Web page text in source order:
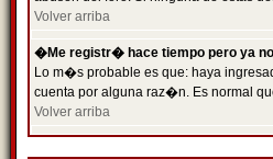
Volver arriba
�Me registr� hace tiempo pero ya
Lo m�s probable es que: haya
cuenta por alguna raz�n. Es normal
Volver arriba